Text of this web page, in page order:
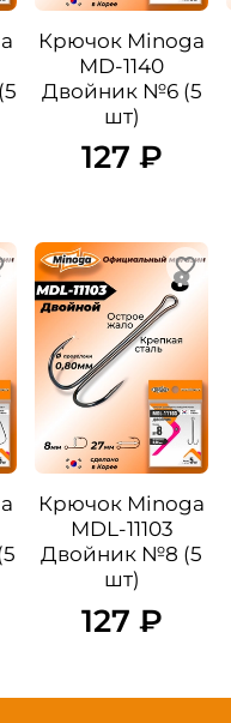
Крючок Minoga
MD-1140
Двойник №6 (5
шт)
127 ₽
Крючок Minoga
MDL-11103
Двойник №8 (5
шт)
127 ₽